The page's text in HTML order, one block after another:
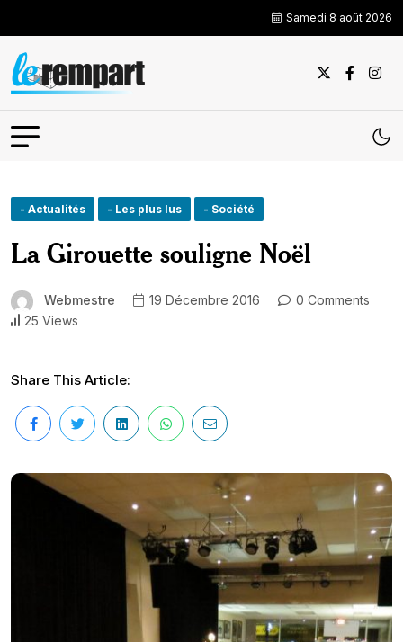
Samedi 8 août 2026
- Actualités - Les plus lus - Société
La Girouette souligne Noël
Webmestre 19 Décembre 2016
0 Comments
25 Views
Share This Article: